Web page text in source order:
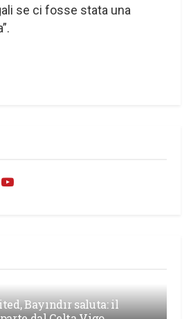
se ci fosse stata una
Bayındır saluta: il